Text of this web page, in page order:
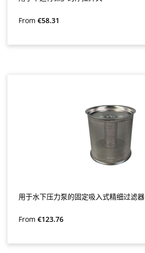
Regular price:
From €58.31
用于水下压力泵的固定吸入式精细过滤器
Regular price:
From €123.76